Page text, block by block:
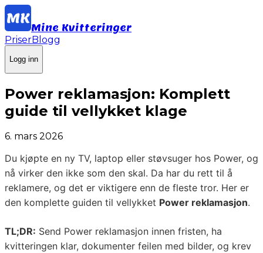
Mine Kvitteringer
PriserBlogg
Logg inn
Power reklamasjon: Komplett
guide til vellykket klage
6. mars 2026
Du kjøpte en ny TV, laptop eller støvsuger hos Power, og
nå virker den ikke som den skal. Da har du rett til å
reklamere, og det er viktigere enn de fleste tror. Her er
den komplette guiden til vellykket Power reklamasjon.
TL;DR: Send Power reklamasjon innen fristen, ha
kvitteringen klar, dokumenter feilen med bilder, og krev